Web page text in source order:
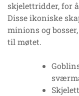
skjelettridder, for
Disse ikoniske
minions og
til møtet.